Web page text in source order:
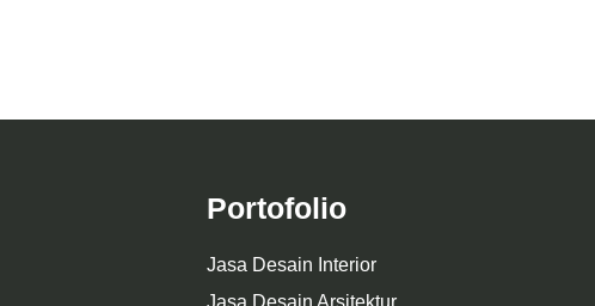
Portofolio
Jasa Desain Interior